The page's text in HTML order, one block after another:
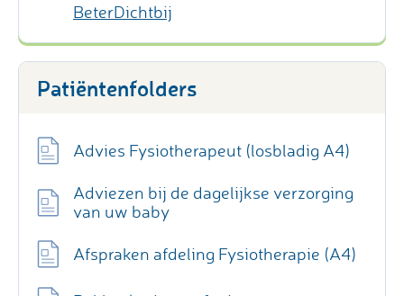
BeterDichtbij
Patiëntenfolders
Advies Fysiotherapeut (losbladig A4)
Adviezen bij de dagelijkse verzorging
van uw baby
Afspraken afdeling Fysiotherapie (A4)